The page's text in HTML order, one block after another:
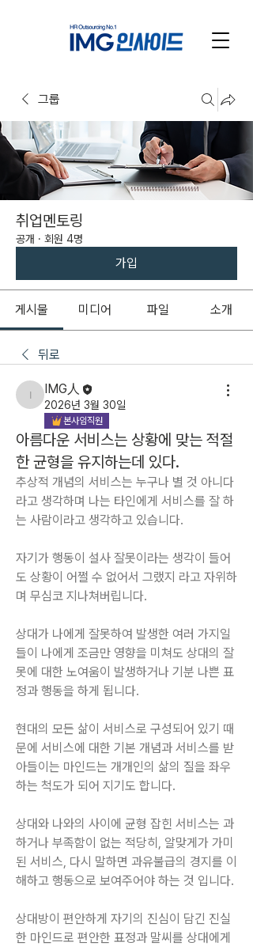
그룹
취업멘토링
공개 · 회원 4명
가입
게시물 미디어 파일 소개
뒤로
IMG人
IMG人
2026년 3월 30일
본사임직원
아름다운 서비스는 상황에 맞는 적절
한 균형을 유지하는데 있다.
추상적 개념의 서비스는 누구나 별 것 아니다
라고 생각하며 나는 타인에게 서비스를 잘 하
는 사람이라고 생각하고 있습니다.
자기가 행동이 설사 잘못이라는 생각이 들어
도 상황이 어쩔 수 없어서 그랬지 라고 자위하
며 무심코 지나쳐버립니다.
상대가 나에게 잘못하여 발생한 여러 가지일
들이 나에게 조금만 영향을 미쳐도 상대의 잘
못에 대한 노여움이 발생하거나 기분 나쁜 표
정과 행동을 하게 됩니다.
현대의 모든 삶이 서비스로 구성되어 있기 때
문에 서비스에 대한 기본 개념과 서비스를 받
아들이는 마인드는 개개인의 삶의 질을 좌우
하는 척도가 되어 지기도 합니다.
상대와 나와의 사이에 균형 잡힌 서비스는 과
하거나 부족함이 없는 적당히, 알맞게가 가미
된 서비스, 다시 말하면 과유불급의 경지를 이
해하고 행동으로 보여주어야 하는 것 입니다.
상대방이 편안하게 자기의 진심이 담긴 진실
한 마인드로 편안한 표정과 말씨를 상대에게